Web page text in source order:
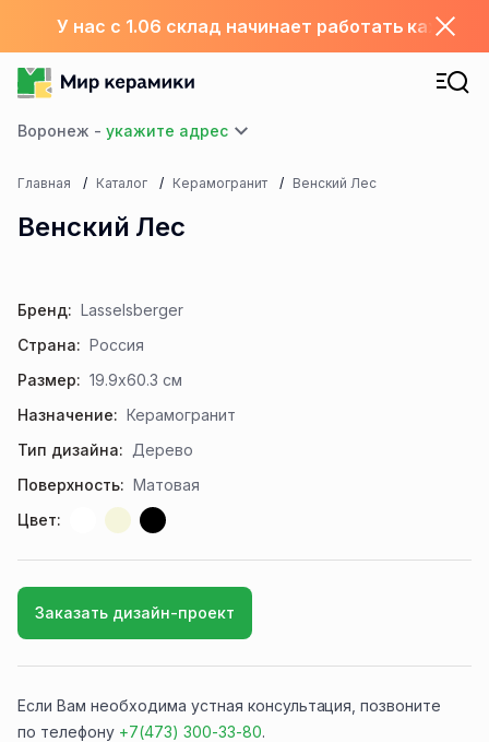
У нас с 1.06 склад начинает работать каждый
Воронеж -
Главная Каталог Керамогранит Венский Лес
Венский Лес
Бренд: Lasselsberger
Страна: Россия
Размер: 19.9x60.3 см
Назначение: Керамогранит
Тип дизайна: Дерево
Поверхность: Матовая
Цвет:
Заказать дизайн-проект
Если Вам необходима устная консультация, позвоните
по телефону +7(473) 300-33-80.